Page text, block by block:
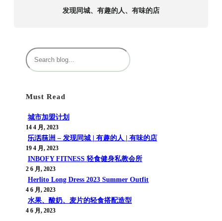
发现同城、有趣的人、有味的店
搜
索
Must Read
城市加盟计划
14 4 月, 2023
乐活株洲 – 发现同城 | 有趣的人 | 有味的店
19 4 月, 2023
INBOFY FITNESS 轻食健身私教会所
2 6 月, 2023
Herlito Long Dress 2023 Summer Outfit
4 6 月, 2023
水果、酸奶、麦片的轻食搭配造型
4 6 月, 2023